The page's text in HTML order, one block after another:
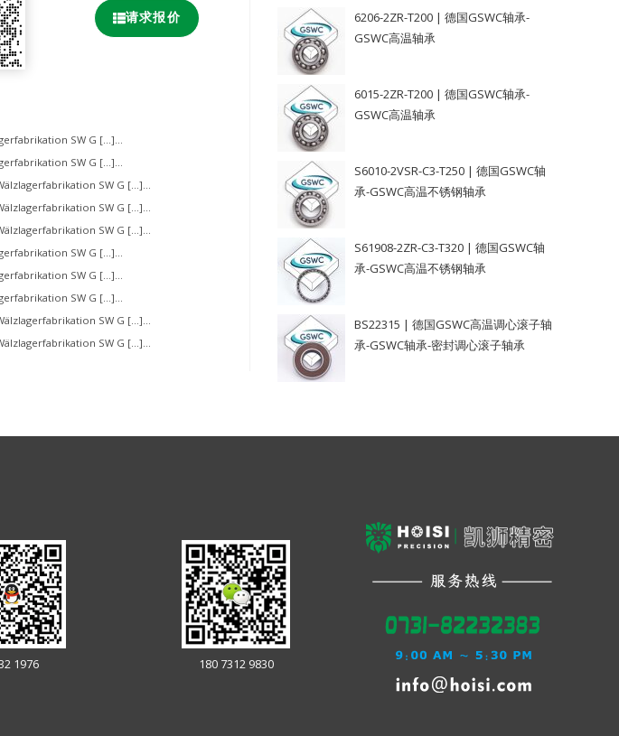
请求报价
SW G […]...
SW G […]...
Wälzlagerfabrikation SW G […]...
Wälzlagerfabrikation SW G […]...
Wälzlagerfabrikation SW G […]...
SW G […]...
SW G […]...
SW G […]...
Wälzlagerfabrikation SW G […]...
Wälzlagerfabrikation SW G […]...
6206-2ZR-T200 | 德国GSWC轴承-
GSWC高温轴承
6015-2ZR-T200 | 德国GSWC轴承-
GSWC高温轴承
S6010-2VSR-C3-T250 | 德国GSWC轴
承-GSWC高温不锈钢轴承
S61908-2ZR-C3-T320 | 德国GSWC轴
承-GSWC高温不锈钢轴承
BS22315 | 德国GSWC高温调心滚子轴
承-GSWC轴承-密封调心滚子轴承
1976 180 7312 9830